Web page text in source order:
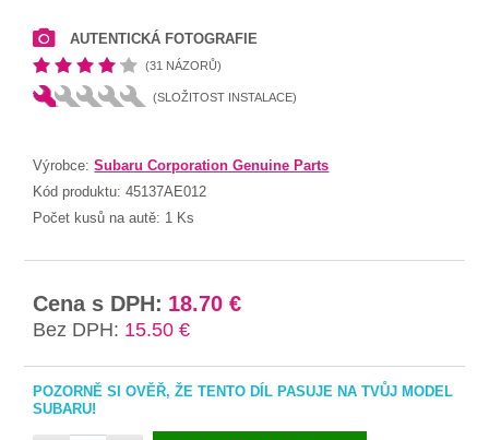
AUTENTICKÁ FOTOGRAFIE
(31 NÁZORŮ)
(SLOŽITOST INSTALACE)
Výrobce:Subaru Corporation Genuine Parts
Kód produktu:45137AE012
Počet kusů na autě: 1 Ks
Cena s DPH: 18.70 €
Bez DPH: 15.50 €
POZORNĚ SI OVĚŘ, ŽE TENTO DÍL PASUJE NA TVŮJ MODEL
SUBARU!